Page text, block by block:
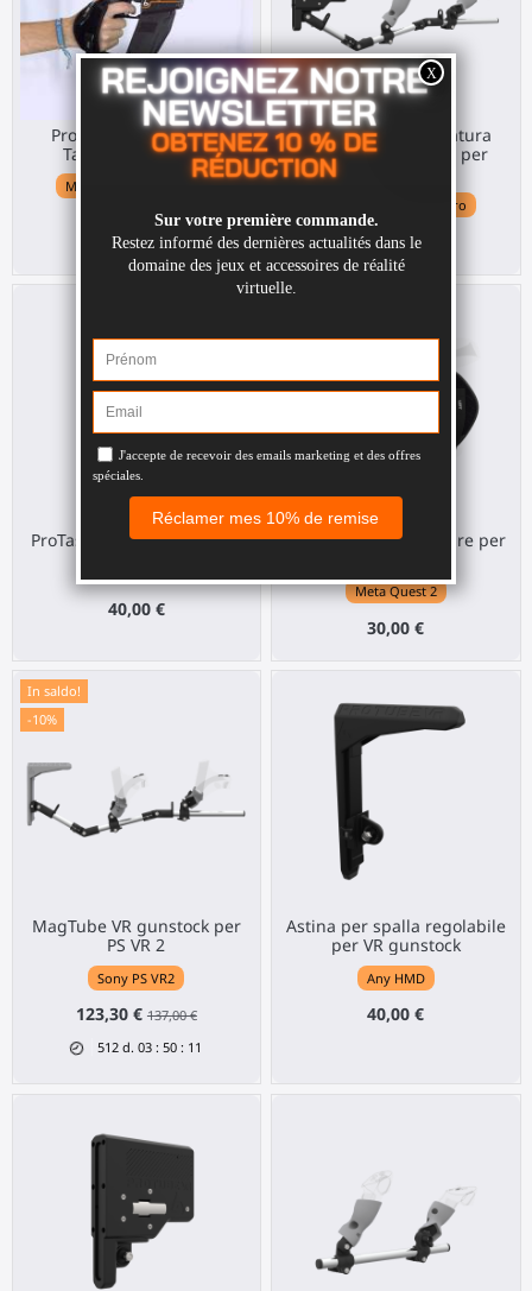
ProVolver Elite Pistola
Tattile per Quest 3
Meta Quest 3 / 3S / Pro
299,00 €
ForceTube impugnatura
tattile per fucile VR per
Meta Quest 3 / 3S / Pro
369,00 €
ProTas Joystick per PS VR 2
40,00 €
ProStraps impugnature per
Meta Quest 2
30,00 €
In saldo!
-10%
MagTube VR gunstock per
PS VR 2
Sony PS VR2
123,30 € 137,00 €
512d. 03: 50: 11
Astina per spalla regolabile
per VR gunstock
Any HMD
40,00 €